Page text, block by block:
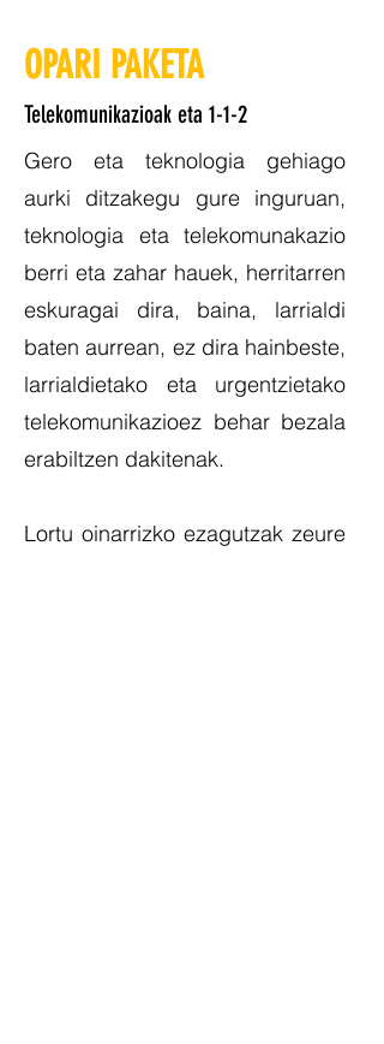
OPARI PAKETA
Telekomunikazioak eta 1-1-2
Gero eta teknologia gehiago
aurki ditzakegu gure inguruan,
teknologia eta telekomunakazio
berri eta zahar hauek, herritarren
eskuragai dira, baina, larrialdi
baten aurrean, ez dira hainbeste,
larrialdietako eta urgentzietako
telekomunikazioez behar bezala
erabiltzen dakitenak.
Lortu oinarrizko ezagutzak zeure